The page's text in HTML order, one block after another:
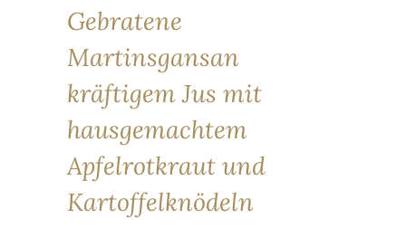
Gebratene
Martinsgansan
kräftigem Jus mit
hausgemachtem
Apfelrotkraut und
Kartoffelknödeln